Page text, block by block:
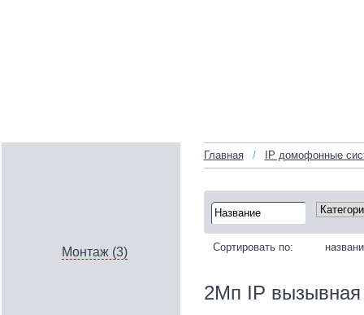
Монтаж (3)
Главная / IP домофонные
Сортировать по:
2Мп IP вызывная